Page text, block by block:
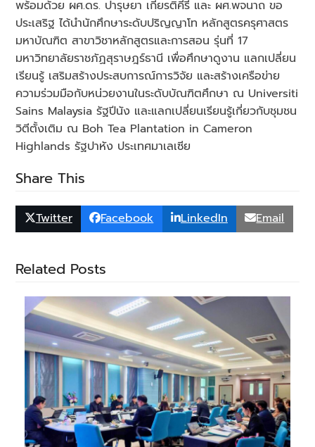
พร้อมด้วย ผศ.ดร. ปารุษยา เกียรติคีรี และ ผศ.พจนาถ ขอ
ประเสริฐ ได้นำนักศึกษาระดับปริญญาโท หลักสูตรครุศาสตร
มหาบัณฑิต สาขาวิชาหลักสูตรและการสอน รุ่นที่ 17
มหาวิทยาลัยราชภัฏสุราษฎร์ธานี เพื่อศึกษาดูงาน แลกเปลี่ยน
เรียนรู้ เสริมสร้างประสบการณ์การวิจัย และสร้างเครือข่าย
ความร่วมมือกับหน่วยงานในระดับบัณฑิตศึกษา ณ Universiti
Sains Malaysia รัฐปีนัง และแลกเปลี่ยนเรียนรู้เกี่ยวกับชุมชน
วิตีตั้งเติม ณ Boh Tea Plantation in Cameron
Highlands รัฐปาหัง ประเทศมาเลเซีย
Share This
Twitter Facebook LinkedIn Email
Related Posts